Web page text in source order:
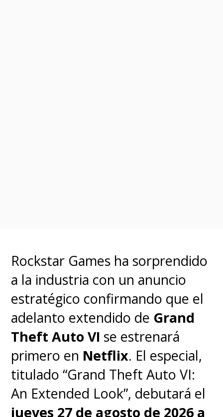
Rockstar Games ha sorprendido
a la industria con un anuncio
estratégico confirmando que el
adelanto extendido de Grand
Theft Auto VI se estrenará
primero en Netflix. El especial,
titulado “Grand Theft Auto VI:
An Extended Look”, debutará el
jueves 27 de agosto de 2026 a